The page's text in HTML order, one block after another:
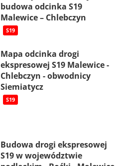
budowa odcinka S19
Malewice – Chlebczyn
S19
Mapa odcinka drogi
ekspresowej S19 Malewice -
Chlebczyn - obwodnicy
Siemiatycz
S19
Budowa drogi ekspresowej
S19 w województwie